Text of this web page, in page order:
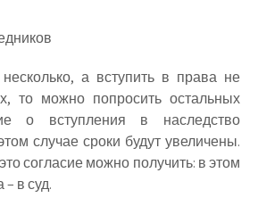
а вступить в права не
то можно попросить остальных
о вступления в наследство
случае сроки будут увеличены.
согласие можно получить: в этом
в суд.